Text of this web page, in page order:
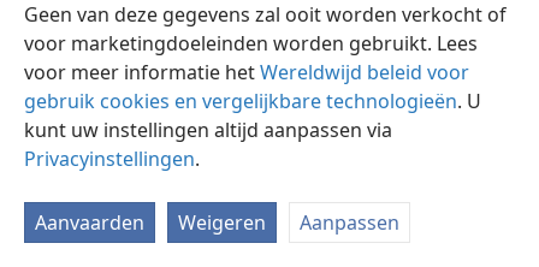
Geen van deze gegevens zal ooit worden verkocht of
voor marketingdoeleinden worden gebruikt. Lees
voor meer informatie hetWereldwijd beleid voor
gebruik cookies en vergelijkbare technologieën. U
kunt uw instellingen altijd aanpassen via
Privacyinstellingen.
Aanvaarden Weigeren Aanpassen